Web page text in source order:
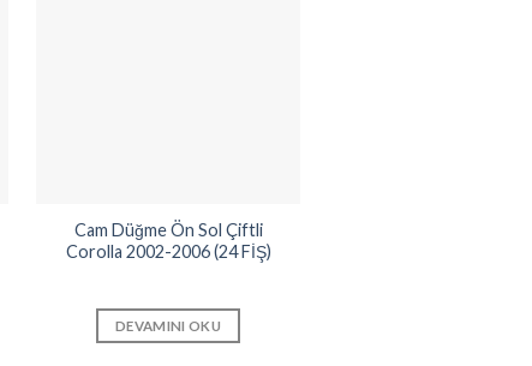
Cam Düğme Ön Sol Çiftli
Corolla 2002-2006 (24 FİŞ)
DEVAMINI OKU